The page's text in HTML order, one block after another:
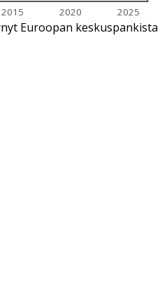
2015 2020 2025
Euroopan keskuspankista